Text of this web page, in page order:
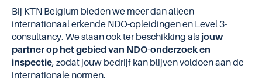
Bij KTN Belgium bieden we meer dan alleen
internationaal erkende NDO-opleidingen en Level 3-
consultancy. We staan ook ter beschikking als jouw
partner op het gebied van NDO-onderzoek en
inspectie, zodat jouw bedrijf kan blijven voldoen aan de
internationale normen.